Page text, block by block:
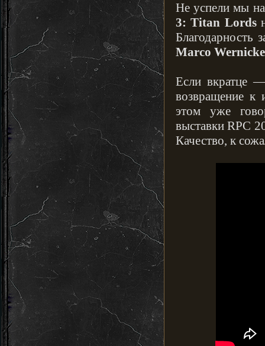
Не успели мы
3: Titan Lords
Благодарность
Marco Wernicke
Если вкратце
возвращение к
этом уже
выставки RPC
Качество, к